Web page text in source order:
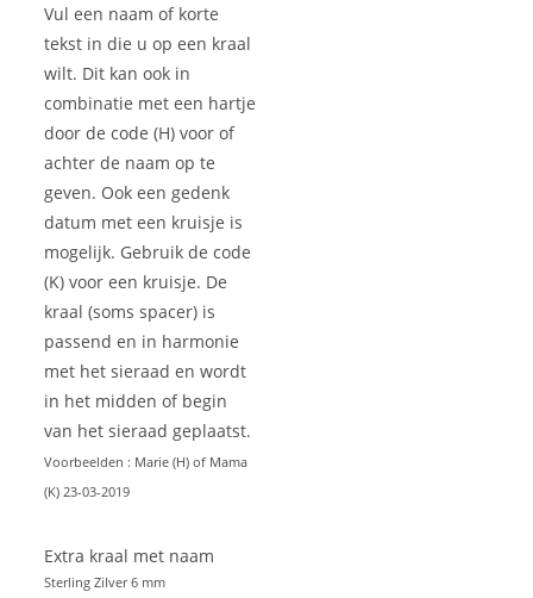
Vul een naam of korte
tekst in die u op een kraal
wilt. Dit kan ook in
combinatie met een hartje
door de code (H) voor of
achter de naam op te
geven. Ook een gedenk
datum met een kruisje is
mogelijk. Gebruik de code
(K) voor een kruisje. De
kraal (soms spacer) is
passend en in harmonie
met het sieraad en wordt
in het midden of begin
van het sieraad geplaatst.
Voorbeelden : Marie (H) of Mama
(K) 23-03-2019
Extra kraal met naam
Sterling Zilver 6 mm